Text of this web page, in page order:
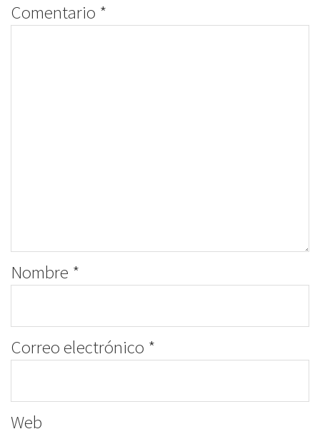
Comentario *
Nombre *
Correo electrónico *
Web